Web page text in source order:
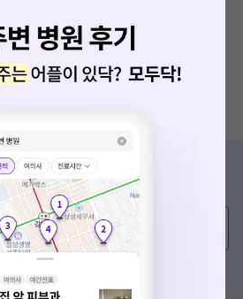
, 궁금한 점이 있나요?
가 직접 답해드려요!
요
비스에 다양한 게시글 보러가기